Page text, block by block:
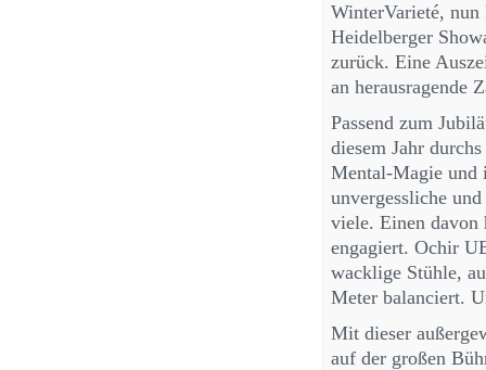
WinterVarieté,
Heidelberger
zurück. Eine
an herausragende
Passend zum
diesem Jahr
Mental-Magie und
unvergessliche
viele. Einen davon
engagiert. Ochir
wacklige Stühle,
Meter balanciert.
Mit dieser
auf der großen